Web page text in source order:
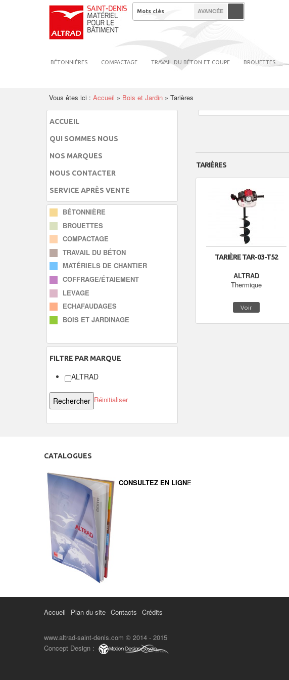
BÉTONNIÈRES COMPACTAGE TRAVAIL DU BÉTON ET COUPE BROUETTES
AVANCÉE
Vous êtes ici : Accueil » Bois et Jardin » Tarières
ACCUEIL
QUI SOMMES NOUS
NOS MARQUES
NOUS CONTACTER
SERVICE APRÈS VENTE
BÉTONNIÈRE
BROUETTES
COMPACTAGE
TRAVAIL DU BÉTON
MATÉRIELS DE CHANTIER
COFFRAGE/ÉTAIEMENT
LEVAGE
ECHAFAUDAGES
BOIS ET JARDINAGE
FILTRE PAR MARQUE
ALTRAD
Réinitialiser
TARIÈRES
TARIÈRE TAR-03-T52
ALTRAD
Thermique
Voir
CATALOGUES
CONSULTEZ EN LIGNE
Accueil Plan du site Contacts Crédits
www.altrad-saint-denis.com © 2014 - 2015
Concept Design :